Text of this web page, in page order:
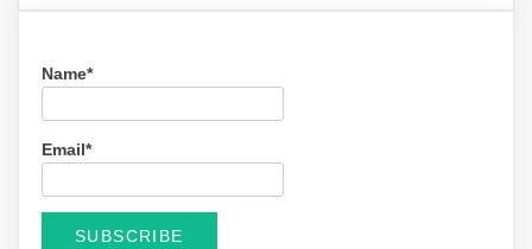
Name*
Email*